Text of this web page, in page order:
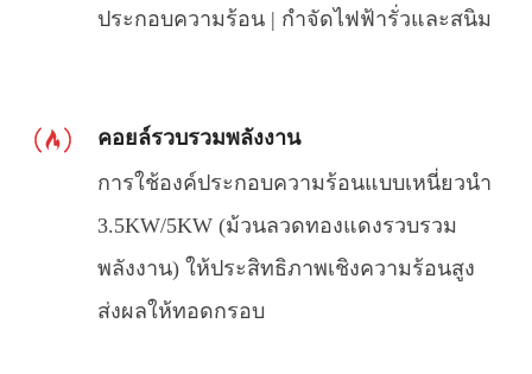
ประกอบความร้อน | กำจัดไฟฟ้ารั่วและสนิม
คอยล์รวบรวมพลังงาน
การใช้องค์ประกอบความร้อนแบบเหนี่ยวนำ
3.5KW/5KW (ม้วนลวดทองแดงรวบรวม
พลังงาน) ให้ประสิทธิภาพเชิงความร้อนสูง
ส่งผลให้ทอดกรอบ